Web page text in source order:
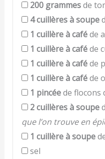
200 grammesde
4cuillères à soupe
1 cuillère à caféde
1 cuillère à caféde
1 cuillère à caféde
1 cuillère à caféde
1 pincéede flocons
2cuillères à soupe
que l’on trouve en
1 cuillère à soupe
sel